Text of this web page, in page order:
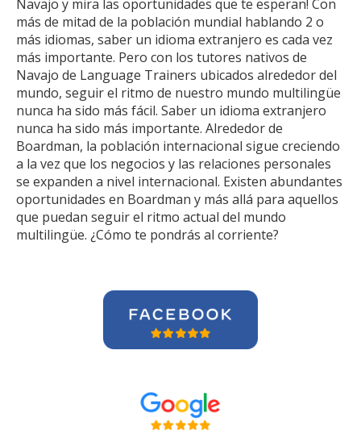
Navajo y mira las oportunidades que te esperan! Con
más de mitad de la población mundial hablando 2 o
más idiomas, saber un idioma extranjero es cada vez
más importante. Pero con los tutores nativos de
Navajo de Language Trainers ubicados alrededor del
mundo, seguir el ritmo de nuestro mundo multilingüe
nunca ha sido más fácil. Saber un idioma extranjero
nunca ha sido más importante. Alrededor de
Boardman, la población internacional sigue creciendo
a la vez que los negocios y las relaciones personales
se expanden a nivel internacional. Existen abundantes
oportunidades en Boardman y más allá para aquellos
que puedan seguir el ritmo actual del mundo
multilingüe. ¿Cómo te pondrás al corriente?